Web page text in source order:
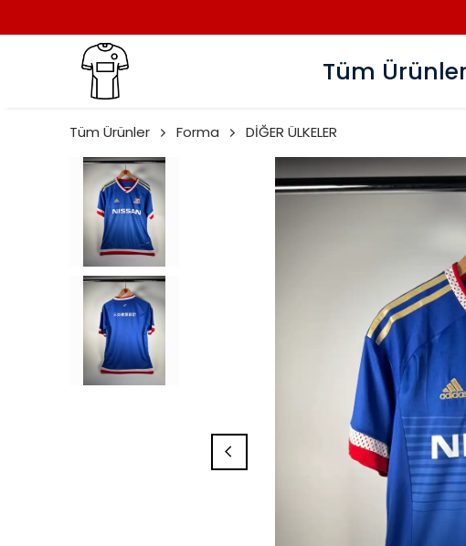
Tüm Ürünler
Tüm Ürünler Forma DİĞER ÜLKELER